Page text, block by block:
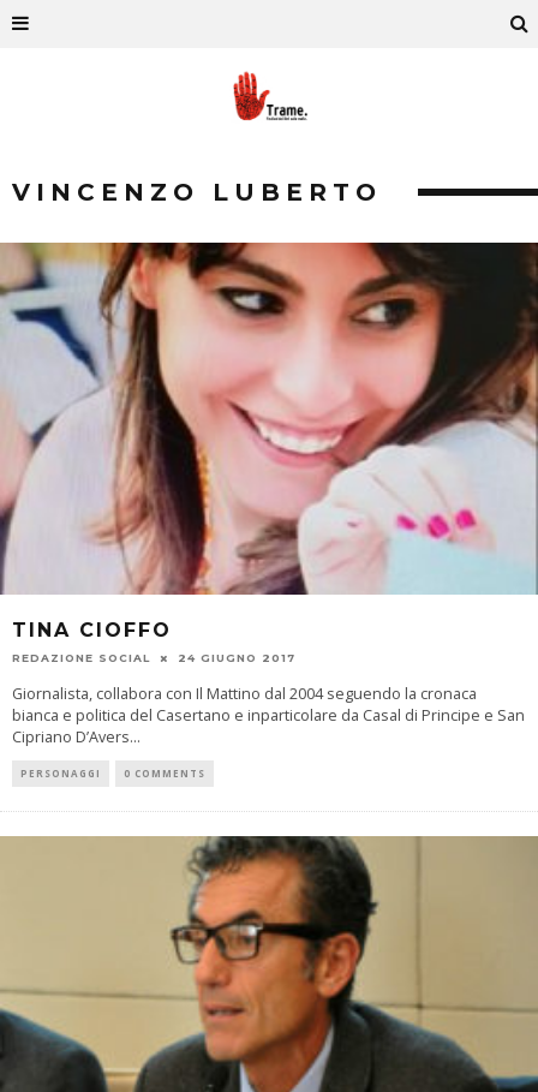
VINCENZO LUBERTO
TINA CIOFFO
REDAZIONE SOCIAL 24 GIUGNO 2017
Giornalista, collabora con Il Mattino dal 2004 seguendo la cronaca
bianca e politica del Casertano e inparticolare da Casal di Principe e San
Cipriano D’Avers...
PERSONAGGI 0 COMMENTS